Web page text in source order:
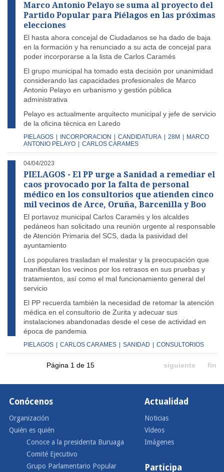
Marco Antonio Pelayo se suma al proyecto del
Partido Popular para Piélagos en las próximas
elecciones
El hasta ahora concejal de Ciudadanos se ha dado de baja
en la formación y ha renunciado a su acta de concejal para
poder incorporarse a la lista de Carlos Caramés
El grupo municipal ha tomado esta decisión por unanimidad
considerando las capacidades profesionales de Marco
Antonio Pelayo en urbanismo y gestión pública
administrativa
Pelayo es actualmente arquitecto municipal y jefe de servicio
de la oficina técnica en Laredo
PIELAGOS INCORPORACION CANDIDATURA 28M
MARCO
ANTONIO PELAYO
CARLOS CARAMES
04/04/2023
PIELAGOS - El PP urge a Sanidad a remediar el
caos provocado por la falta de personal
médico en los consultorios que atienden cinco
mil vecinos de Arce, Oruña, Barcenilla y Boo
El portavoz municipal Carlos Caramés y los alcaldes
pedáneos han solicitado una reunión urgente al responsable
de Atención Primaria del SCS, dada la pasividad del
ayuntamiento
Los populares trasladan el malestar y la preocupación que
manifiestan los vecinos por los retrasos en sus pruebas y
tratamientos, así como el mal funcionamiento general del
servicio
El PP recuerda también la necesidad de retomar la atención
médica en el consultorio de Zurita y adecuar sus
instalaciones abandonadas desde el cese de actividad en
época de pandemia
PIELAGOS CARLOS CARAMES SANIDAD CONSULTORIOS
Página 1 de 15 siguiente fin
Conócenos
Organización
Quién es quién
Conoce a la presidenta Buruaga
Comité Ejecutivo
Grupo Parlamentario Popular
Actualidad
Noticias
Vídeos
Imágenes
Participa